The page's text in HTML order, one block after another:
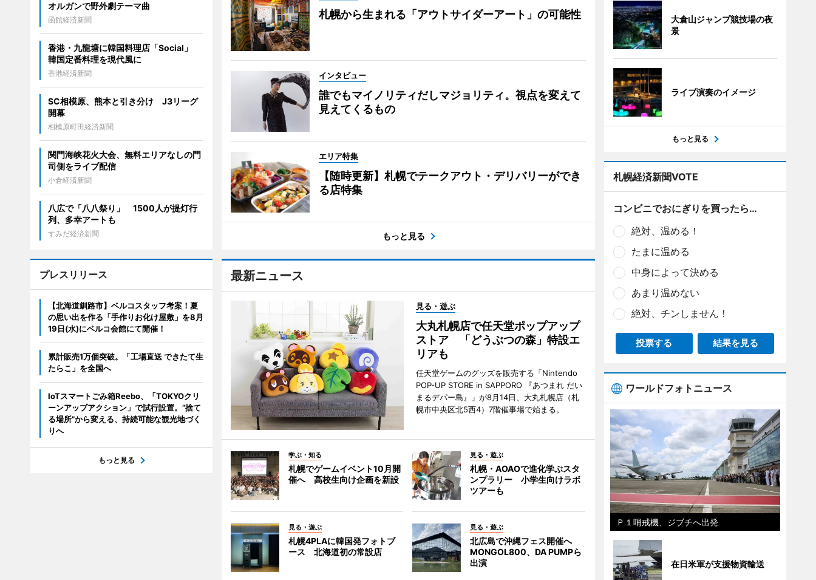
札幌から生まれる「アウトサイダーアート」の可能性
インタビュー
誰でもマイノリティだしマジョリティ。視点を変えて
見えてくるもの
エリア特集
【随時更新】札幌でテークアウト・デリバリーができ
る店特集
もっと見る
最新ニュース
見る・遊ぶ
大丸札幌店で任天堂ポップアップ
ストア 「どうぶつの森」特設エ
リアも
任天堂ゲームのグッズを販売する「Nintendo
POP-UP STORE in SAPPORO 『あつまれ だい
まるデパー島』」が8月14日、大丸札幌店（札
幌市中央区北5西4）7階催事場で始まる。
学ぶ・知る
札幌でゲームイベント10月開
催へ 高校生向け企画を新設
見る・遊ぶ
札幌・AOAOで進化学ぶスタ
ンプラリー 小学生向けラボ
ツアーも
見る・遊ぶ
札幌4PLAに韓国発フォトブ
ース 北海道初の常設店
見る・遊ぶ
北広島で沖縄フェス開催へ
MONGOL800、DA PUMPら
出演
オルガンで野外劇テーマ曲
函館経済新聞
香港・九龍塘に韓国料理店「Social」
韓国定番料理を現代風に
香港経済新聞
SC相模原、熊本と引き分け J3リーグ
開幕
相模原町田経済新聞
関門海峡花火大会、無料エリアなしの門
司側をライブ配信
小倉経済新聞
八広で「八八祭り」 1500人が提灯行
列、多幸アートも
すみだ経済新聞
プレスリリース
【北海道釧路市】ベルコスタッフ考案！夏
の思い出を作る「手作りお化け屋敷」を8月
19日(水)にベルコ会館にて開催！
累計販売1万個突破。「工場直送 できたて生
たらこ」を全国へ
IoTスマートごみ箱Reebo、「TOKYOクリ
ーンアップアクション」で試行設置。”捨て
る場所”から変える、持続可能な観光地づく
りへ
もっと見る
大倉山ジャンプ競技場の夜
景
ライブ演奏のイメージ
もっと見る
札幌経済新聞VOTE
コンビニでおにぎりを買ったら…
絶対、温める！
たまに温める
中身によって決める
あまり温めない
絶対、チンしません！
投票する 結果を見る
ワールドフォトニュース
Ｐ１哨戒機、ジブチへ出発
在日米軍が支援物資輸送